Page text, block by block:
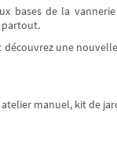
bases de la
partout.
une
manuel, kit de